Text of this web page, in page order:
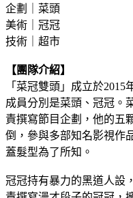
企劃｜菜頭
美術｜冠冠
技術｜超市
【團隊介紹】
「菜冠雙頭」成立於2015
成員分別是菜頭、冠冠。
責撰寫節目企劃，他的五
倒，參與多部知名影視作
蓋髮型為了所知。
冠冠持有暴力的黑道人設